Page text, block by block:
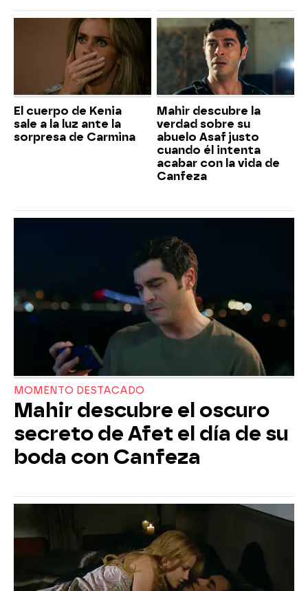
El cuerpo de Kenia
sale a la luz ante la
sorpresa de Carmina
Mahir descubre la
verdad sobre su
abuelo Asaf justo
cuando él intenta
acabar con la vida de
Canfeza
MOMENTO DESTACADO
Mahir descubre el oscuro
secreto de Afet el día de su
boda con Canfeza